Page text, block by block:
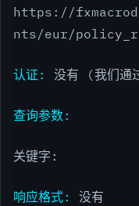
https://
nts/eur/
认证: 没有 (我们通
查询参数:
关键字:
响应格式: 没有